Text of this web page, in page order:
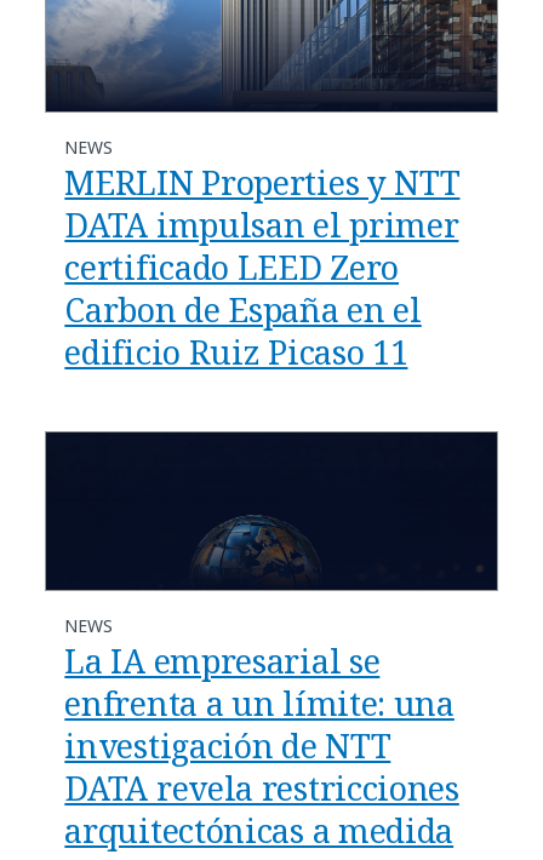
NEWS
MERLIN Properties y NTT
DATA impulsan el primer
certificado LEED Zero
Carbon de España en el
edificio Ruiz Picaso 11
NEWS
La IA empresarial se
enfrenta a un límite: una
investigación de NTT
DATA revela restricciones
arquitectónicas a medida